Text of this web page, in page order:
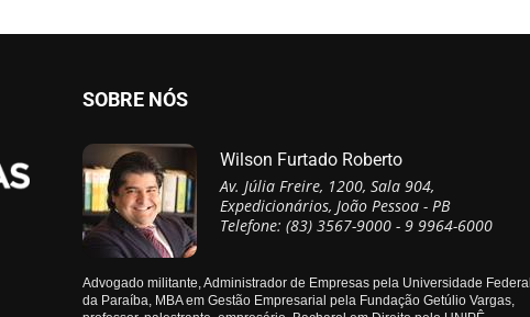
SOBRE NÓS
Wilson Furtado Roberto
Av. Júlia Freire, 1200, Sala 904,
Expedicionários, João Pessoa - PB
Telefone: (83) 3567-9000 - 9 9964-6000
Advogado militante, Administrador de Empresas pela Universidade Federal
da Paraíba, MBA em Gestão Empresarial pela Fundação Getúlio Vargas,